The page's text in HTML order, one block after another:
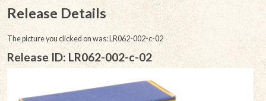
Release Details
The picture you clicked on was: LR062-002-c-02
Release ID: LR062-002-c-02